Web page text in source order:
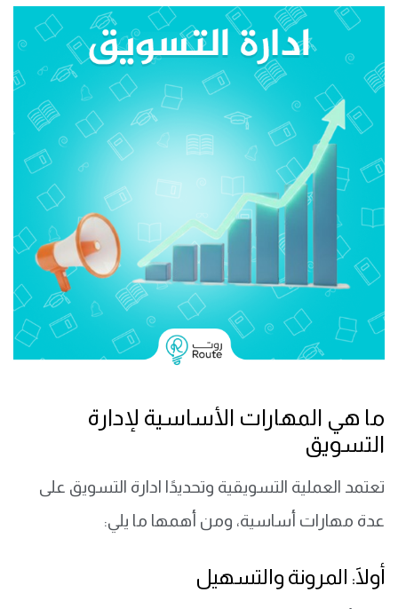
ما هي المهارات الأساسية لإدارة
التسويق
تعتمد العملية التسويقية وتحديدًا ادارة التسويق على
عدة مهارات أساسية، ومن أهمها ما يلي:
أولََا: المرونة والتسهيل